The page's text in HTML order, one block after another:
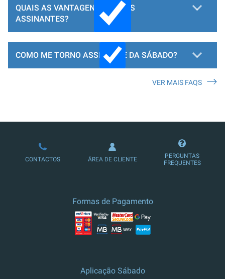
QUAIS AS VANTAGENS PARA OS
ASSINANTES?
COMO ME TORNO ASSINANTE DA SÁBADO?
LOJA DE ASSINATURAS
VER MAIS FAQS
CONTACTOS ÁREA DE CLIENTE
PERGUNTAS
FREQUENTES
Formas de Pagamento
Aplicação Sábado